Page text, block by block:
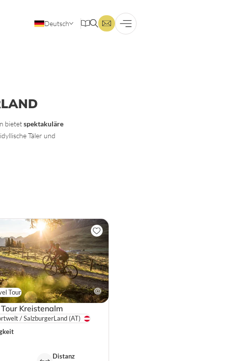
Deutsch
Englisch
bietetspektakuläre
idyllische Täler und
Tour
Kreistenalm
/ SalzburgerLand (AT)
Distanz